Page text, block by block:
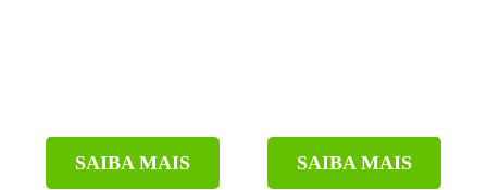
SAIBA MAIS SAIBA MAIS